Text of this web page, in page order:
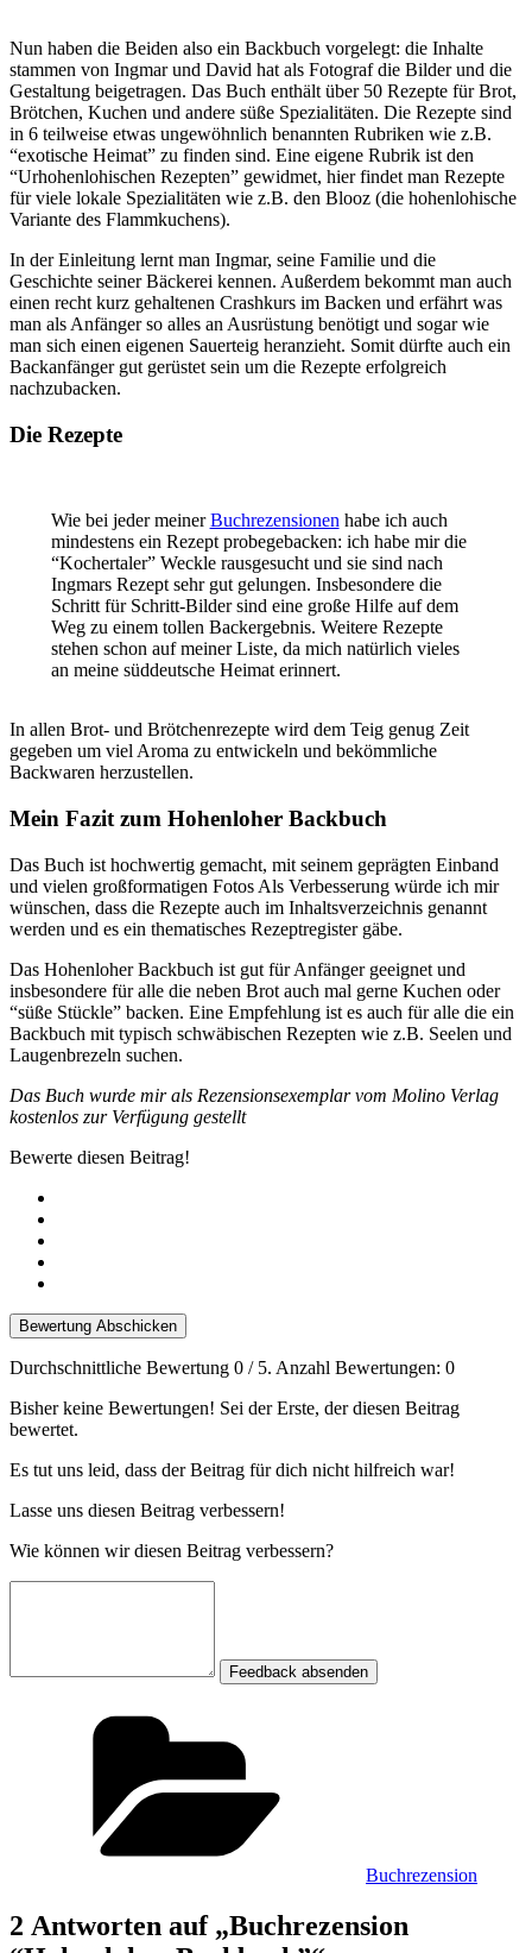
Nun haben die Beiden also ein Backbuch vorgelegt: die Inhalte
stammen von Ingmar und David hat als Fotograf die Bilder und die
Gestaltung beigetragen. Das Buch enthält über 50 Rezepte für Brot,
Brötchen, Kuchen und andere süße Spezialitäten. Die Rezepte sind
in 6 teilweise etwas ungewöhnlich benannten Rubriken wie z.B.
“exotische Heimat” zu finden sind. Eine eigene Rubrik ist den
“Urhohenlohischen Rezepten” gewidmet, hier findet man Rezepte
für viele lokale Spezialitäten wie z.B. den Blooz (die hohenlohische
Variante des Flammkuchens).
In der Einleitung lernt man Ingmar, seine Familie und die
Geschichte seiner Bäckerei kennen. Außerdem bekommt man auch
einen recht kurz gehaltenen Crashkurs im Backen und erfährt was
man als Anfänger so alles an Ausrüstung benötigt und sogar wie
man sich einen eigenen Sauerteig heranzieht. Somit dürfte auch ein
Backanfänger gut gerüstet sein um die Rezepte erfolgreich
nachzubacken.
Die Rezepte
Wie bei jeder meinerBuchrezensionen habe ich auch
mindestens ein Rezept probegebacken: ich habe mir die
“Kochertaler” Weckle rausgesucht und sie sind nach
Ingmars Rezept sehr gut gelungen. Insbesondere die
Schritt für Schritt-Bilder sind eine große Hilfe auf dem
Weg zu einem tollen Backergebnis. Weitere Rezepte
stehen schon auf meiner Liste, da mich natürlich vieles
an meine süddeutsche Heimat erinnert.
In allen Brot- und Brötchenrezepte wird dem Teig genug Zeit
gegeben um viel Aroma zu entwickeln und bekömmliche
Backwaren herzustellen.
Mein Fazit zum Hohenloher Backbuch
Das Buch ist hochwertig gemacht, mit seinem geprägten Einband
und vielen großformatigen Fotos Als Verbesserung würde ich mir
wünschen, dass die Rezepte auch im Inhaltsverzeichnis genannt
werden und es ein thematisches Rezeptregister gäbe.
Das Hohenloher Backbuch ist gut für Anfänger geeignet und
insbesondere für alle die neben Brot auch mal gerne Kuchen oder
“süße Stückle” backen. Eine Empfehlung ist es auch für alle die ein
Backbuch mit typisch schwäbischen Rezepten wie z.B. Seelen und
Laugenbrezeln suchen.
Das Buch wurde mir als Rezensionsexemplar vom Molino Verlag
kostenlos zur Verfügung gestellt
Bewerte diesen Beitrag!
Bewertung Abschicken
Durchschnittliche Bewertung 0 / 5. Anzahl Bewertungen: 0
Bisher keine Bewertungen! Sei der Erste, der diesen Beitrag
bewertet.
Es tut uns leid, dass der Beitrag für dich nicht hilfreich war!
Lasse uns diesen Beitrag verbessern!
Wie können wir diesen Beitrag verbessern?
Feedback absenden
Buchrezension
2 Antworten auf „Buchrezension